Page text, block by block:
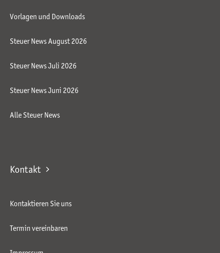
Vorlagen und Downloads
Steuer News August 2026
Steuer News Juli 2026
Steuer News Juni 2026
Alle Steuer News
Kontakt
Kontaktieren Sie uns
Termin vereinbaren